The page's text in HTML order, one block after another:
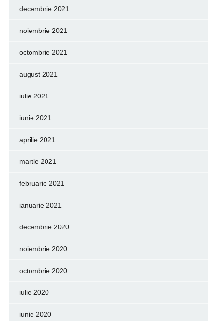
decembrie 2021
noiembrie 2021
octombrie 2021
august 2021
iulie 2021
iunie 2021
aprilie 2021
martie 2021
februarie 2021
ianuarie 2021
decembrie 2020
noiembrie 2020
octombrie 2020
iulie 2020
iunie 2020